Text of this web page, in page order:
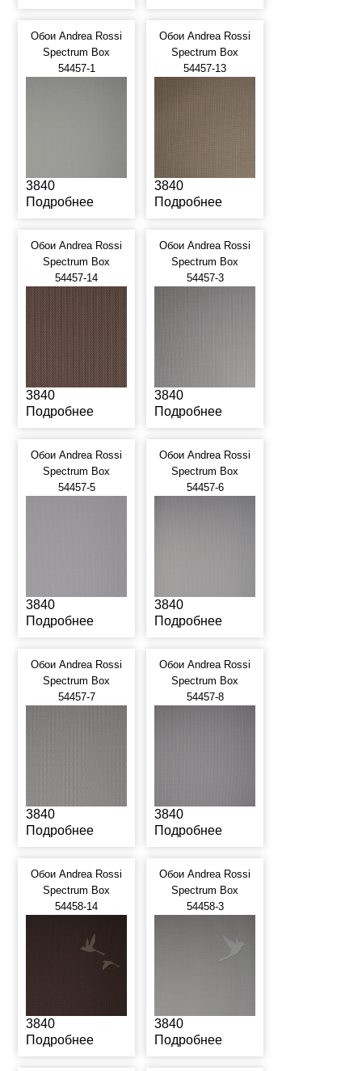
Обои Andrea Rossi
Spectrum Box
54457-1
3840
Подробнее
Обои Andrea Rossi
Spectrum Box
54457-13
3840
Подробнее
Обои Andrea Rossi
Spectrum Box
54457-14
3840
Подробнее
Обои Andrea Rossi
Spectrum Box
54457-3
3840
Подробнее
Обои Andrea Rossi
Spectrum Box
54457-5
3840
Подробнее
Обои Andrea Rossi
Spectrum Box
54457-6
3840
Подробнее
Обои Andrea Rossi
Spectrum Box
54457-7
3840
Подробнее
Обои Andrea Rossi
Spectrum Box
54457-8
3840
Подробнее
Обои Andrea Rossi
Spectrum Box
54458-14
3840
Подробнее
Обои Andrea Rossi
Spectrum Box
54458-3
3840
Подробнее